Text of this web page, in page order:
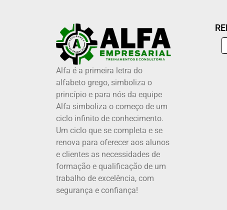
Alfa é a primeira letra do
alfabeto grego, simboliza o
princípio e para nós da equipe
Alfa simboliza o começo de um
ciclo infinito de conhecimento.
Um ciclo que se completa e se
renova para oferecer aos alunos
e clientes as necessidades de
formação e qualificação de um
trabalho de excelência, com
segurança e confiança!